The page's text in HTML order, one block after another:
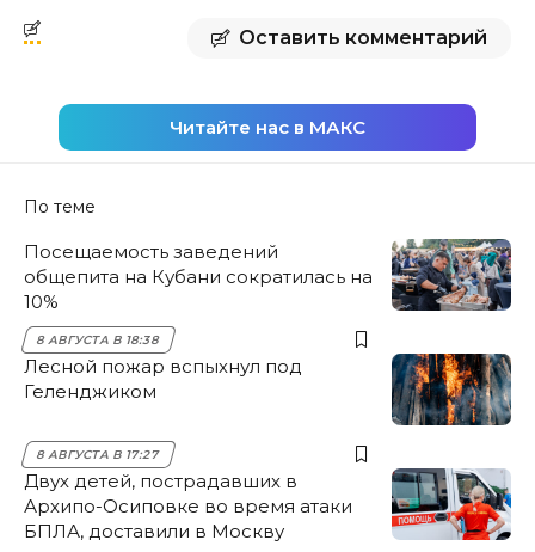
Оставить комментарий
Читайте нас в МАКС
По теме
Посещаемость заведений
общепита на Кубани сократилась на
10%
8 АВГУСТА В 18:38
Лесной пожар вспыхнул под
Геленджиком
8 АВГУСТА В 17:27
Двух детей, пострадавших в
Архипо-Осиповке во время атаки
БПЛА, доставили в Москву